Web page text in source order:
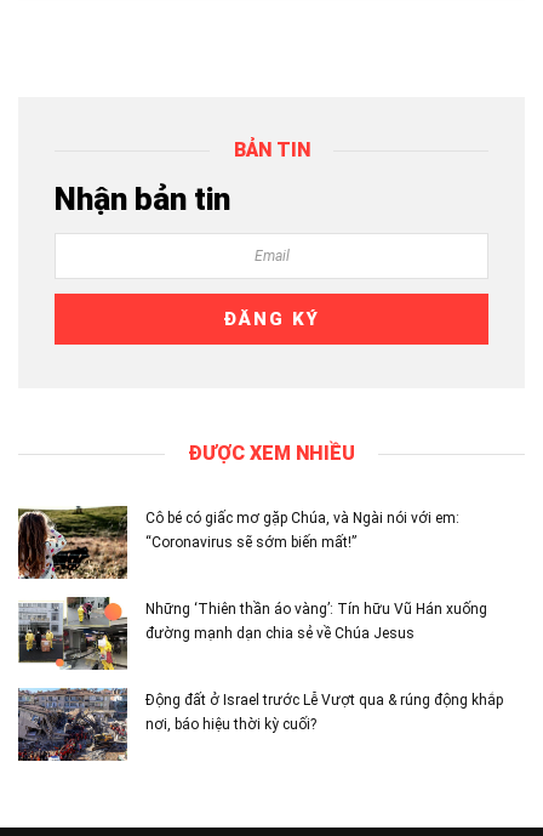
BẢN TIN
Nhận bản tin
ĐƯỢC XEM NHIỀU
Cô bé có giấc mơ gặp Chúa, và Ngài nói với em:
“Coronavirus sẽ sớm biến mất!”
Những ‘Thiên thần áo vàng’: Tín hữu Vũ Hán xuống
đường mạnh dạn chia sẻ về Chúa Jesus
Động đất ở Israel trước Lễ Vượt qua & rúng động khắp
nơi, báo hiệu thời kỳ cuối?